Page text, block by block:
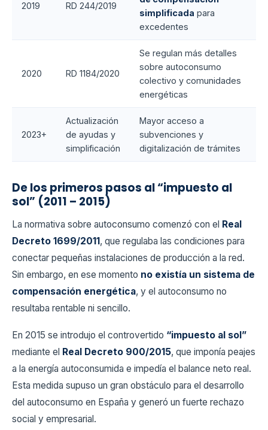
2019 RD 244/2019
simplificada para
excedentes
2020 RD 1184/2020
Se regulan más detalles
sobre autoconsumo
colectivo y comunidades
energéticas
2023+
Actualización
de ayudas y
simplificación
Mayor acceso a
subvenciones y
digitalización de trámites
De los primeros pasos al “impuesto al
sol” (2011 – 2015)
La normativa sobre autoconsumo comenzó con el Real
Decreto 1699/2011, que regulaba las condiciones para
conectar pequeñas instalaciones de producción a la red.
Sin embargo, en ese momento no existía un sistema de
compensación energética, y el autoconsumo no
resultaba rentable ni sencillo.
En 2015 se introdujo el controvertido “impuesto al sol”
mediante el Real Decreto 900/2015, que imponía peajes
a la energía autoconsumida e impedía el balance neto real.
Esta medida supuso un gran obstáculo para el desarrollo
del autoconsumo en España y generó un fuerte rechazo
social y empresarial.